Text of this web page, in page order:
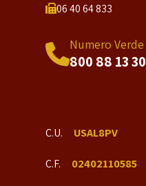
06 40 64 833
Numero Verde
800 88 13 30
C.U. USAL8PV
C.F. 02402110585